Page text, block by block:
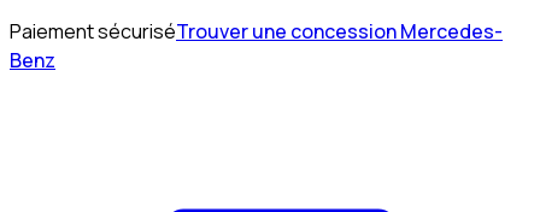
Paiement sécuriséTrouver une concession Mercedes-
Benz